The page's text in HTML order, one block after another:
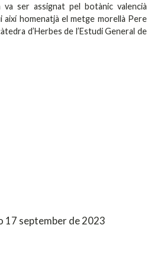
va ser assignat pel botànic valencià
així homenatjà el metge morellà Pere
d’Herbes de l’Estudi General de
17 september de 2023